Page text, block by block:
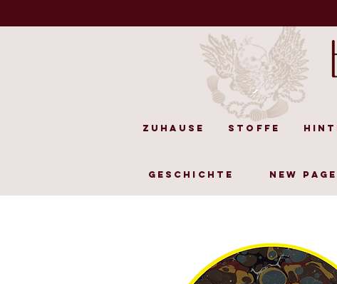
Zuhause Stoffe
Geschichte New Page